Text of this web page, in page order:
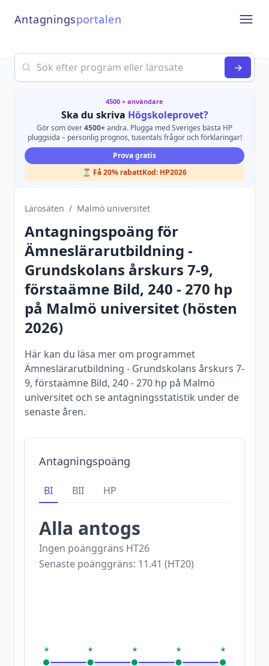
Antagningsportalen
Search
→
4500 + användare
Ska du skriva Högskoleprovet?
Gör som över4500+andra. Plugga med Sveriges bästa HP
pluggsida – personlig prognos, tusentals frågor och förklaringar!
Prova gratis
⏳ Få 20% rabattKod: HP2026
Lärosäten / Malmö universitet
Antagningspoäng för
Ämneslärarutbildning -
Grundskolans årskurs 7-9,
förstaämne Bild, 240 - 270 hp
på Malmö universitet (hösten
2026)
Här kan du läsa mer om programmet
Ämneslärarutbildning - Grundskolans årskurs 7-
9, förstaämne Bild, 240 - 270 hp på Malmö
universitet och se antagningsstatistik under de
senaste åren.
Antagningspoäng
BI BII HP
Alla antogs
Ingen poänggräns HT26
Senaste poänggräns: 11.41 (HT20)
* * * * *